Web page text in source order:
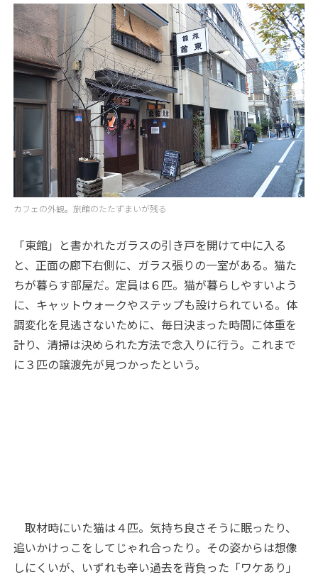
カフェの外観。旅館のたたずまいが残る
「東館」と書かれたガラスの引き戸を開けて中に入る
と、正面の廊下右側に、ガラス張りの一室がある。猫た
ちが暮らす部屋だ。定員は６匹。猫が暮らしやすいよう
に、キャットウォークやステップも設けられている。体
調変化を見逃さないために、毎日決まった時間に体重を
計り、清掃は決められた方法で念入りに行う。これまで
に３匹の譲渡先が見つかったという。
取材時にいた猫は４匹。気持ち良さそうに眠ったり、
追いかけっこをしてじゃれ合ったり。その姿からは想像
しにくいが、いずれも辛い過去を背負った「ワケあり」